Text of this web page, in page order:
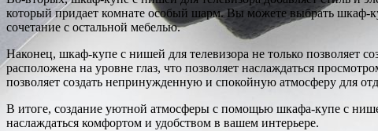
который придает комнате особый шарм. Вы можете выбрать шкаф-
сочетание с остальной мебелью.
Наконец, шкаф-купе с нишей для телевизора не только позволяет
расположена на уровне глаз, что позволяет наслаждаться
позволяет создать непринужденную и спокойную атмосферу для
В итоге, создание уютной атмосферы с помощью шкафа-купе с
наслаждаться комфортом и удобством в вашем интерьере.